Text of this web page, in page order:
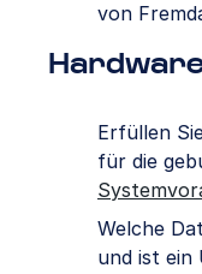
von
Erfüllen
für die
Welche
und ist ein